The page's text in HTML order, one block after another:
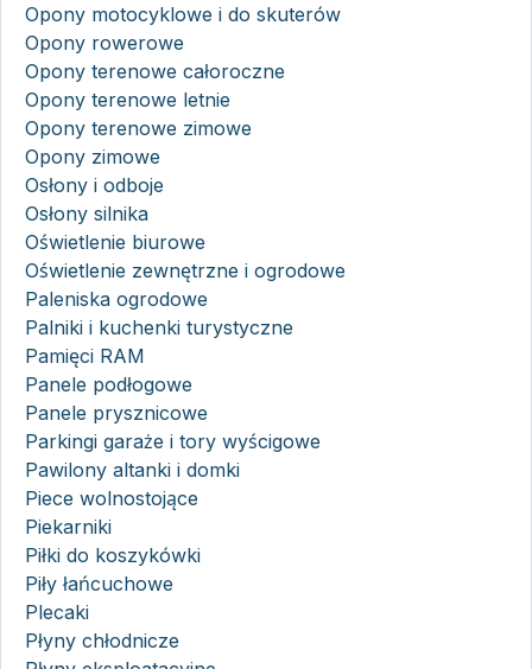
Opony motocyklowe i do skuterów
Opony rowerowe
Opony terenowe całoroczne
Opony terenowe letnie
Opony terenowe zimowe
Opony zimowe
Osłony i odboje
Osłony silnika
Oświetlenie biurowe
Oświetlenie zewnętrzne i ogrodowe
Paleniska ogrodowe
Palniki i kuchenki turystyczne
Pamięci RAM
Panele podłogowe
Panele prysznicowe
Parkingi garaże i tory wyścigowe
Pawilony altanki i domki
Piece wolnostojące
Piekarniki
Piłki do koszykówki
Piły łańcuchowe
Plecaki
Płyny chłodnicze